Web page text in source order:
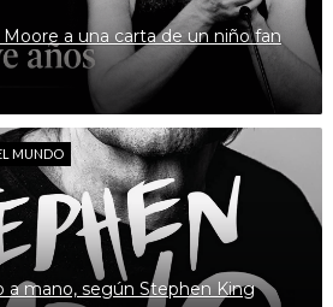
a una carta de un niño fan
MUNDO
a mano, según Stephen King